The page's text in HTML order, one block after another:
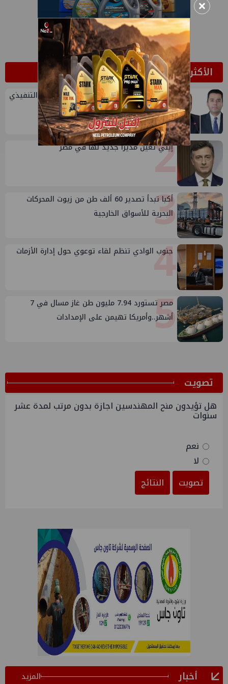
الأكثر قراءة
1
تعيين أحمد شتا ووليد أنور نائبين للرئيس التنفيذي
للهيئة
2
إيني تعين مديراً جديد لها في مصر
3
أكبا تبدأ تصدير 60 ألف طن من زيوت المحركات
البحرية للأسواق الخارجية
4
جنوب الوادي تنظم لقاء توعوي حول إدارة الأزمات
5
مصر تستورد 7.94 مليون طن غاز مسال في 7
أشهر..وأمريكا تهيمن على الإمدادات
ﺗﺼﻮﻳﺖ
هل تؤيدون منح المهندسين اجازة بدون مرتب لمدة عشر
سنوات
نعم
لا
تصويت
النتائج
أخبار المزيد
×